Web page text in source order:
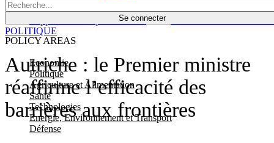
Se connecter
POLICY AREAS
Economie
Politique
Agriculture et Alimentation
Santé
Technologies
Energie, Environnement et Transport
Défense
Économie
Autriche : le Premier ministre
réaffirme l’efficacité des
barrières aux frontières
POLITIQUE